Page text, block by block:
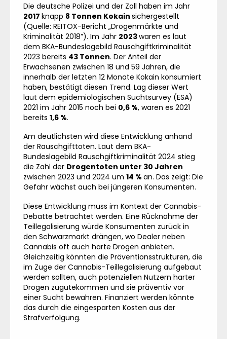
Die deutsche Polizei und der Zoll haben im Jahr
2017 knapp 8 Tonnen Kokain sichergestellt
(Quelle: REITOX-Bericht „Drogenmärkte und
Kriminalität 2018”). Im Jahr 2023waren es laut
dem BKA-Bundeslagebild Rauschgiftkriminalität
2023 bereits 43 Tonnen. Der Anteil der
Erwachsenen zwischen 18 und 59 Jahren, die
innerhalb der letzten 12 Monate Kokain konsumiert
haben, bestätigt diesen Trend. Lag dieser Wert
laut dem epidemiologischen Suchtsurvey (ESA)
2021 im Jahr 2015 noch bei 0,6 %, waren es 2021
bereits 1,6 %.
Am deutlichsten wird diese Entwicklung anhand
der Rauschgifttoten. Laut dem BKA-
Bundeslagebild Rauschgiftkriminalität 2024 stieg
die Zahl der Drogentoten unter 30 Jahren
zwischen 2023 und 2024 um 14 % an. Das zeigt: Die
Gefahr wächst auch bei jüngeren Konsumenten.
Diese Entwicklung muss im Kontext der Cannabis-
Debatte betrachtet werden. Eine Rücknahme der
Teillegalisierung würde Konsumenten zurück in
den Schwarzmarkt drängen, wo Dealer neben
Cannabis oft auch harte Drogen anbieten.
Gleichzeitig könnten die Präventionsstrukturen, die
im Zuge der Cannabis-Teillegalisierung aufgebaut
werden sollten, auch potenziellen Nutzern harter
Drogen zugutekommen und sie präventiv vor
einer Sucht bewahren. Finanziert werden könnte
das durch die eingesparten Kosten aus der
Strafverfolgung.